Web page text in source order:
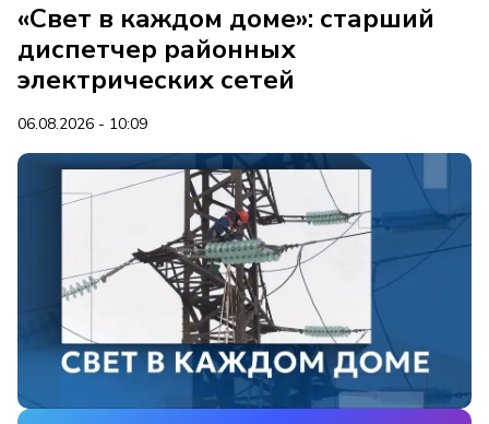
«Свет в каждом доме»: старший
диспетчер районных
электрических сетей
06.08.2026 - 10:09